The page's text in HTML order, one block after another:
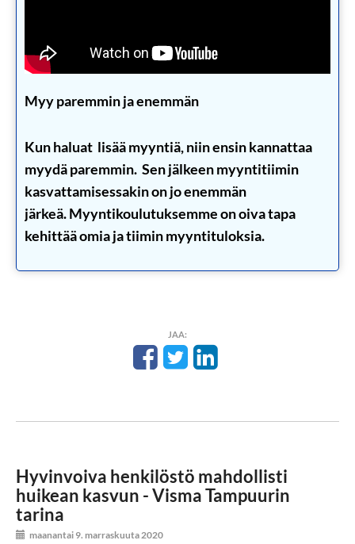
Myy paremmin ja enemmän
Kun haluat lisää myyntiä, niin ensin kannattaa
myydä paremmin. Sen jälkeen myyntitiimin
kasvattamisessakin on jo enemmän
järkeä. Myyntikoulutuksemme on oiva tapa
kehittää omia ja tiimin myyntituloksia.
JAA:
Hyvinvoiva henkilöstö mahdollisti
huikean kasvun - Visma Tampuurin
tarina
maanantai 9. marraskuuta 2020